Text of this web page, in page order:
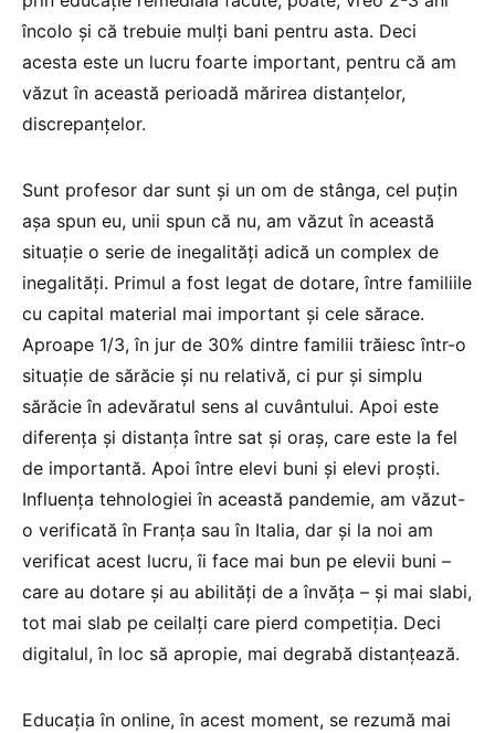
încolo și că trebuie mulți bani pentru asta. Deci
acesta este un lucru foarte important, pentru că am
văzut în această perioadă mărirea distanțelor,
discrepanțelor.
Sunt profesor dar sunt și un om de stânga, cel puțin
așa spun eu, unii spun că nu, am văzut în această
situație o serie de inegalități adică un complex de
inegalități. Primul a fost legat de dotare, între familiile
cu capital material mai important și cele sărace.
Aproape 1/3, în jur de 30% dintre familii trăiesc într-o
situație de sărăcie și nu relativă, ci pur și simplu
sărăcie în adevăratul sens al cuvântului. Apoi este
diferența și distanța între sat și oraș, care este la fel
de importantă. Apoi între elevi buni și elevi proști.
Influența tehnologiei în această pandemie, am văzut-
o verificată în Franța sau în Italia, dar și la noi am
verificat acest lucru, îi face mai bun pe elevii buni –
care au dotare și au abilități de a învăța – și mai slabi,
tot mai slab pe ceilalți care pierd competiția. Deci
digitalul, în loc să apropie, mai degrabă distanțează.
Educația în online, în acest moment, se rezumă mai